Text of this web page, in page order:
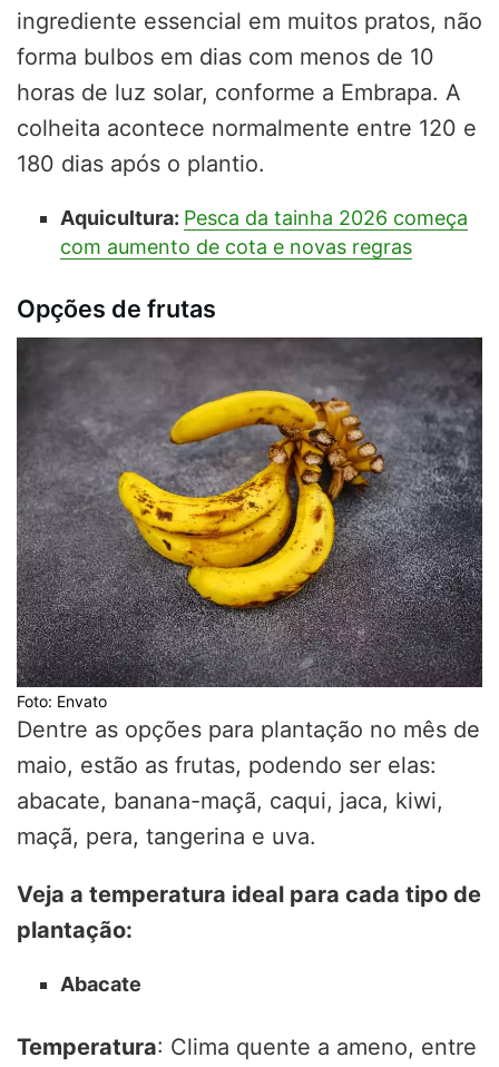
ingrediente essencial em muitos pratos, não
forma bulbos em dias com menos de 10
horas de luz solar, conforme a Embrapa. A
colheita acontece normalmente entre 120 e
180 dias após o plantio.
Aquicultura: Pesca da tainha 2026 começa
com aumento de cota e novas regras
Opções de frutas
Foto: Envato
Dentre as opções para plantação no mês de
maio, estão as frutas, podendo ser elas:
abacate, banana-maçã, caqui, jaca, kiwi,
maçã, pera, tangerina e uva.
Veja a temperatura ideal para cada tipo de
plantação:
Abacate
Temperatura: Clima quente a ameno, entre